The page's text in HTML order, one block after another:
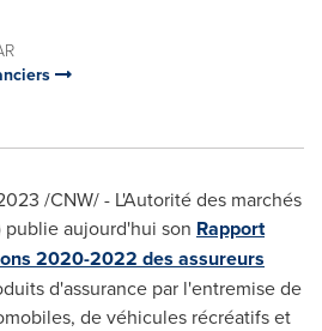
/CNW/ - L'Autorité des marchés
publie aujourd'hui son Rapport
2020-2022 des assureurs
d'assurance par l'entremise de
de véhicules récréatifs et